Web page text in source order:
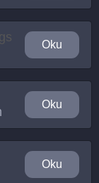
Oku
Oku
Oku